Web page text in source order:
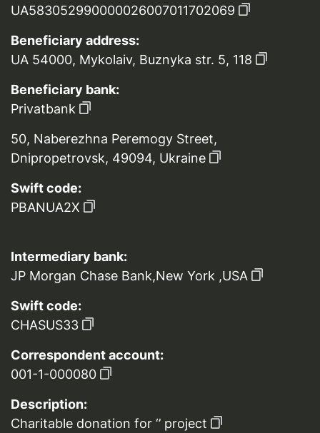
UA583052990000026007011702069
Beneficiary address:
UA 54000, Mykolaiv, Buznyka str. 5, 118
Beneficiary bank:
Privatbank
50, Naberezhna Peremogy Street,
Dnipropetrovsk, 49094, Ukraine
Swift code:
PBANUA2X
Intermediary bank:
JP Morgan Chase Bank,New York ,USA
Swift code:
CHASUS33
Correspondent account:
001-1-000080
Description:
Charitable donation for ‘’ project